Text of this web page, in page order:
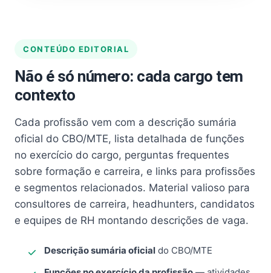
CONTEÚDO EDITORIAL
Não é só número: cada cargo tem
contexto
Cada profissão vem com a descrição sumária
oficial do CBO/MTE, lista detalhada de funções
no exercício do cargo, perguntas frequentes
sobre formação e carreira, e links para profissões
e segmentos relacionados. Material valioso para
consultores de carreira, headhunters, candidatos
e equipes de RH montando descrições de vaga.
Descrição sumária oficial do CBO/MTE